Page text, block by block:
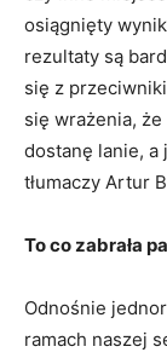
osiągnięty
rezultaty są
się z
się wrażenia,
dostanę lanie, a
tłumaczy Artur
To co zabrała
Odnośnie
ramach naszej